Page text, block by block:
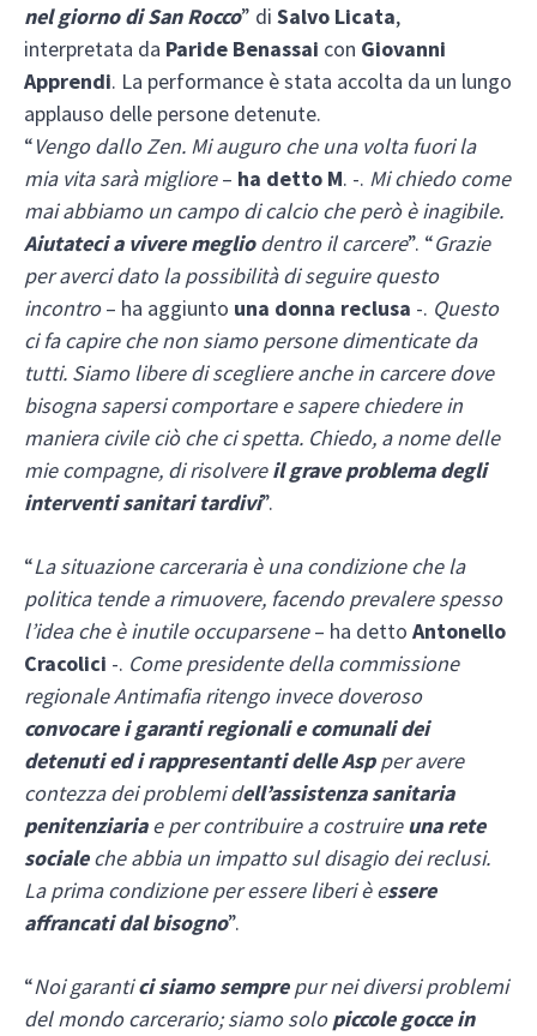
nel giorno di San Rocco” di Salvo Licata,
interpretata da Paride Benassai con Giovanni
Apprendi. La performance è stata accolta da un lungo
applauso delle persone detenute.
“Vengo dallo Zen. Mi auguro che una volta fuori la
mia vita sarà migliore– ha detto M. -. Mi chiedo come
mai abbiamo un campo di calcio che però è inagibile.
Aiutateci a vivere megliodentro il carcere”. “Grazie
per averci dato la possibilità di seguire questo
incontro– ha aggiunto una donna reclusa -. Questo
ci fa capire che non siamo persone dimenticate da
tutti. Siamo libere di scegliere anche in carcere dove
bisogna sapersi comportare e sapere chiedere in
maniera civile ciò che ci spetta. Chiedo, a nome delle
mie compagne, di risolvereil grave problema degli
interventi sanitari tardivi”.
“La situazione carceraria è una condizione che la
politica tende a rimuovere, facendo prevalere spesso
l’idea che è inutile occuparsene– ha detto Antonello
Cracolici -. Come presidente della commissione
regionale Antimafia ritengo invece doveroso
convocare i garanti regionali e comunali dei
detenuti ed i rappresentanti delle Aspper avere
contezza dei problemi dell’assistenza sanitaria
penitenziariae per contribuire a costruireuna rete
socialeche abbia un impatto sul disagio dei reclusi.
La prima condizione per essere liberi è essere
affrancati dal bisogno”.
“Noi garantici siamo semprepur nei diversi problemi
del mondo carcerario; siamo solopiccole gocce in